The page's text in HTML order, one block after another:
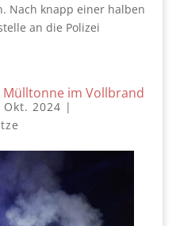
Nach knapp einer halben
an die Polizei
im Vollbrand
Okt. 2024 |